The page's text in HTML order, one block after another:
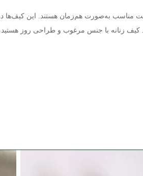
قیمت مناسب به‌صورت هم‌زمان هستند. این
کیف زنانه با جنس مرغوب و طراحی روز